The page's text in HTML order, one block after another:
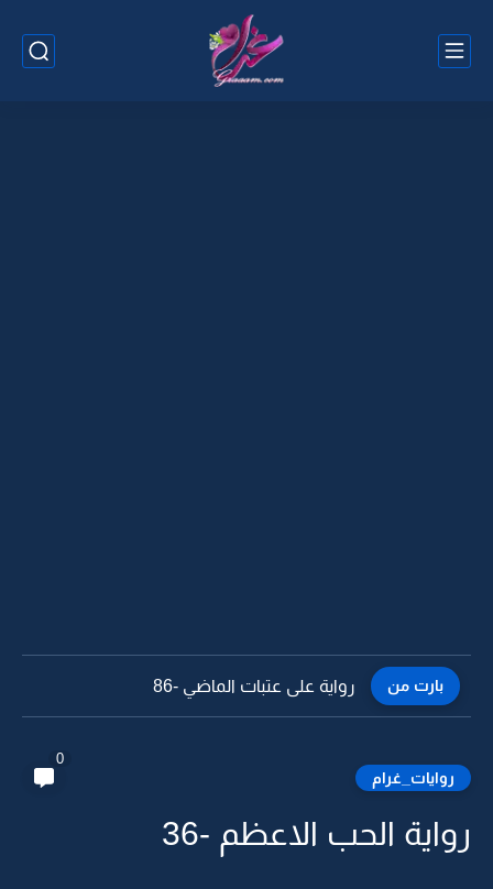
بارت من رواية على عتبات الماضي -85
روايات_غرام
0
رواية الحب الاعظم -36